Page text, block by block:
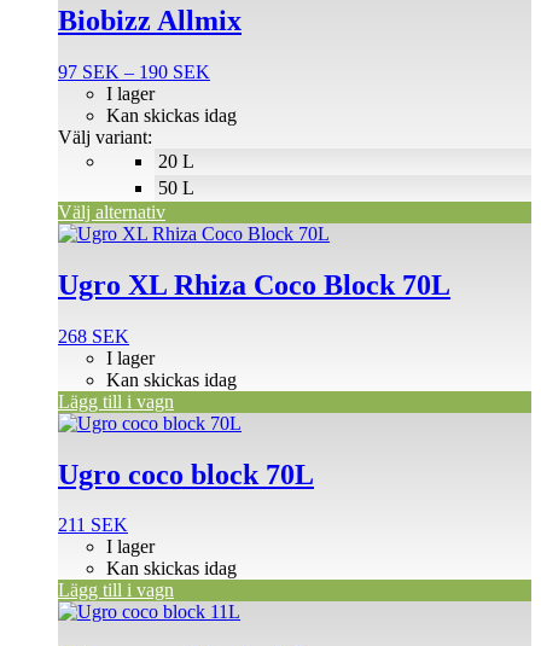
Biobizz Allmix
97 SEK – 190 SEK
till
20 L
50 L
I lager
Kan skickas idag
Välj variant:
Välj alternativ
produkten
har
varianter.
olika
alternativen
på
produktsidan
Ugro XL Rhiza Coco Block 70L
268 SEK
I lager
Kan skickas idag
Lägg till i vagn
Ugro coco block 70L
211 SEK
I lager
Kan skickas idag
Lägg till i vagn